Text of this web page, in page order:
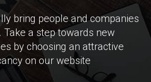
bring people and companies
Take a step towards new
by choosing an attractive
on our website